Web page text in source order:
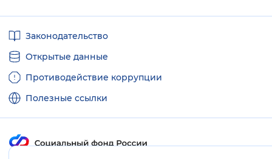
ссылкиЗаконодательство
Открытые данные
Противодействие коррупции
Полезные ссылки